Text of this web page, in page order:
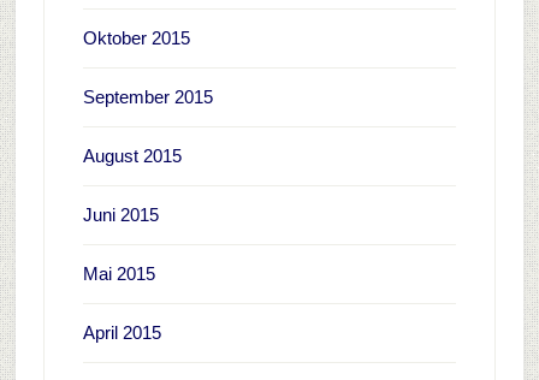
Oktober 2015
September 2015
August 2015
Juni 2015
Mai 2015
April 2015